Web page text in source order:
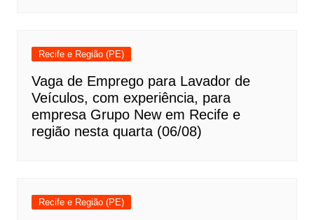
Recife e Região (PE)
Vaga de Emprego para Lavador de
Veículos, com experiência, para
empresa Grupo New em Recife e
região nesta quarta (06/08)
Recife e Região (PE)